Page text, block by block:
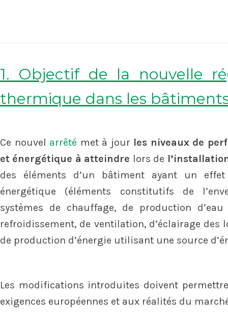
1. Objectif de la nouvelle
thermique dans les
Ce nouvel arrêté met à jour les niveaux de
et énergétique à atteindre lors de
des éléments d’un bâtiment ayant un
énergétique (éléments constitutifs de
systèmes de chauffage, de production
refroidissement, de ventilation, d’éclairage des
de production d’énergie utilisant une source
Les modifications introduites doivent
exigences européennes et aux réalités du